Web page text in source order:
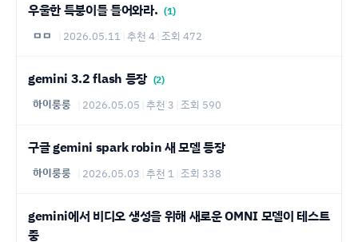
우울한 특붕이들 들어와라. (1)
ㅁㅁ 2026.05.11 추천 4 조회 472
gemini 3.2 flash 등장 (2)
하이룽룽 2026.05.05 추천 3 조회 590
구글 gemini spark robin 새 모델 등장
하이룽룽 2026.05.03 추천 1 조회 338
gemini에서 비디오 생성을 위해 새로운 OMNI 모델이 테스트
중